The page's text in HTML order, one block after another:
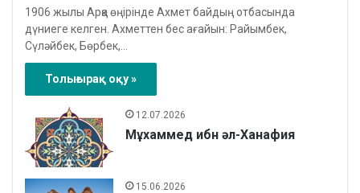
1906 жылы Арқа өңірінде Ахмет байдың отбасында
дүниеге келген. Ахметтен бес ағайын: Райымбек,
Сүләйбек, Бөрбек,…
Толығырақ оқу »
12.07.2026
Мұхаммед ибн әл-Ханафия
15.06.2026